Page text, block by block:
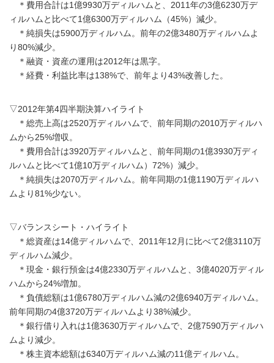
＊費用合計は1億9930万ディルハムと、2011年の3億6230万デ
ィルハムと比べて1億6300万ディルハム（45%）減少。
＊純損失は5900万ディルハム。前年の2億3480万ディルハムよ
り80%減少。
＊融資・資産の運用は2012年は黒字。
＊経費・利益比率は138%で、前年より43%改善した。
▽2012年第4四半期決算ハイライト
＊総売上高は2520万ディルハムで、前年同期の2010万ディルハ
ムから25%増収。
＊費用合計は3920万ディルハムと、前年同期の1億3930万ディ
ルハムと比べて1億10万ディルハム）72%）減少。
＊純損失は2070万ディルハム。前年同期の1億1190万ディルハ
ムより81%少ない。
▽バランスシート・ハイライト
＊総資産は14億ディルハムで、2011年12月に比べて2億3110万
ディルハム減少。
＊現金・銀行預金は4億2330万ディルハムと、3億4020万ディル
ハムから24%増加。
＊負債総額は1億6780万ディルハム減の2億6940万ディルハム。
前年同期の4億3720万ディルハムより38%減少。
＊銀行借り入れは1億3630万ディルハムで、2億7590万ディルハ
ムより減少。
＊株主資本総額は6340万ディルハム減の11億ディルハム。